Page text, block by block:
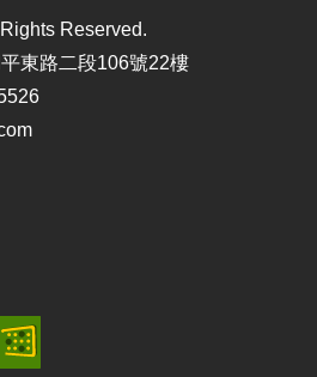
Reserved.
東路二段106號22樓